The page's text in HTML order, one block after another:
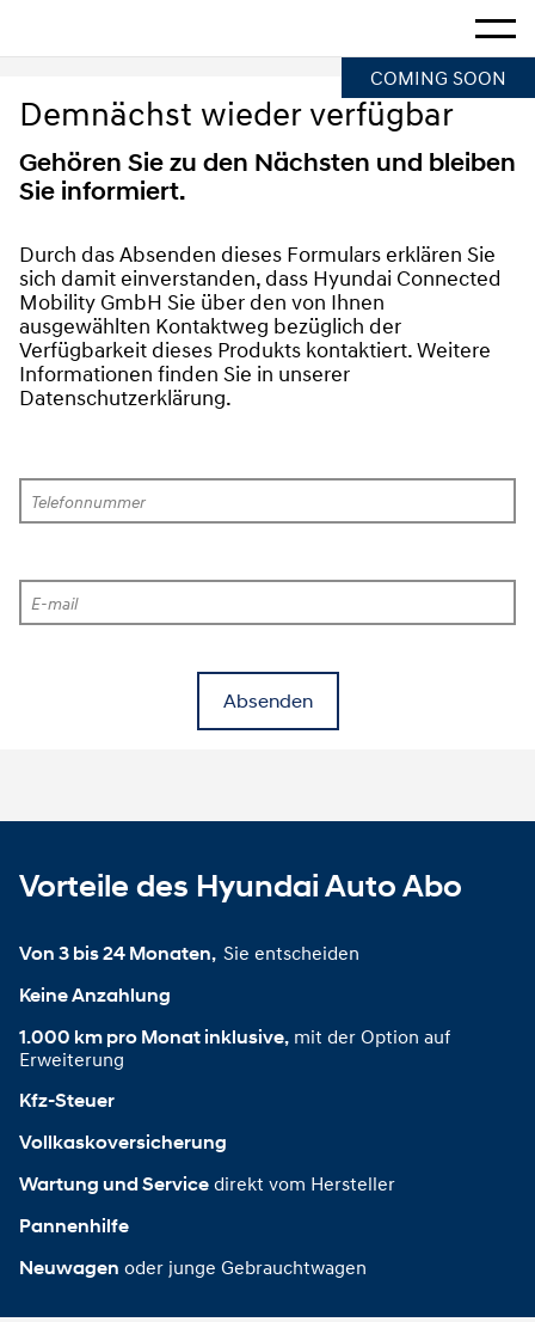
Mehr
COMING SOON
Demnächst wieder verfügbar
Gehören Sie zu den Nächsten und bleiben
Sie informiert.
Durch das Absenden dieses Formulars erklären Sie
sich damit einverstanden, dass Hyundai Connected
Mobility GmbH Sie über den von Ihnen
ausgewählten Kontaktweg bezüglich der
Verfügbarkeit dieses Produkts kontaktiert. Weitere
Informationen finden Sie in unserer
Datenschutzerklärung.
Telefonnummer
E-mail
Absenden
Vorteile des Hyundai Auto Abo
Von 3 bis 24 Monaten, Sie entscheiden
Keine Anzahlung
1.000 km pro Monat inklusive, mit der Option auf
Erweiterung
Kfz-Steuer
Vollkaskoversicherung
Wartung und Service direkt vom Hersteller
Pannenhilfe
Neuwagen oder junge Gebrauchtwagen